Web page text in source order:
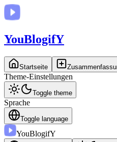
YouBlogifY
Startseite
Theme-Einstellungen
Toggle theme
Sprache
Toggle language
YouBlogifY